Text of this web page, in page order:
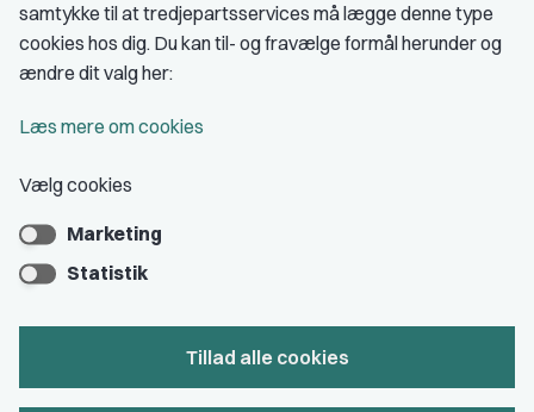
Fordele som medlem
Kontingent
Bliv medlem
samtykke til at tredjepartsservices må lægge denne type
cookies hos dig. Du kan til- og fravælge formål herunder og
ændre dit valg her:
Læs mere om cookies
Vælg cookies
Marketing
Statistik
Tillad alle cookies